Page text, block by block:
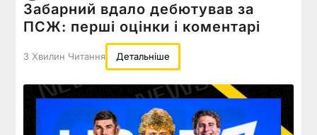
Забарний вдало дебютував за
ПСЖ: перші оцінки і коментарі
3 Хвилин Читання Детальніше